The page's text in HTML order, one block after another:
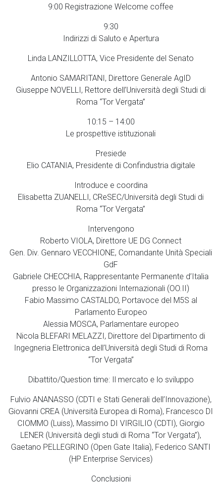
9:00 Registrazione Welcome coffee
9:30
Indirizzi di Saluto e Apertura
Linda LANZILLOTTA, Vice Presidente del Senato
Antonio SAMARITANI, Direttore Generale AgID
Giuseppe NOVELLI, Rettore dell’Università degli Studi di
Roma “Tor Vergata”
10:15 – 14:00
Le prospettive istituzionali
Presiede
Elio CATANIA, Presidente di Confindustria digitale
Introduce e coordina
Elisabetta ZUANELLI, CReSEC/Università degli Studi di
Roma “Tor Vergata”
Intervengono
Roberto VIOLA, Direttore UE DG Connect
Gen. Div. Gennaro VECCHIONE, Comandante Unità Speciali
GdF
Gabriele CHECCHIA, Rappresentante Permanente d’Italia
presso le Organizzazioni Internazionali (OO.II)
Fabio Massimo CASTALDO, Portavoce del M5S al
Parlamento Europeo
Alessia MOSCA, Parlamentare europeo
Nicola BLEFARI MELAZZI, Direttore del Dipartimento di
Ingegneria Elettronica dell’Università degli Studi di Roma
“Tor Vergata”
Dibattito/Question time: Il mercato e lo sviluppo
Fulvio ANANASSO (CDTI e Stati Generali dell’Innovazione),
Giovanni CREA (Università Europea di Roma), Francesco DI
CIOMMO (Luiss), Massimo DI VIRGILIO (CDTI), Giorgio
LENER (Università degli studi di Roma “Tor Vergata”),
Gaetano PELLEGRINO (Open Gate Italia), Federico SANTI
(HP Enterprise Services)
Conclusioni